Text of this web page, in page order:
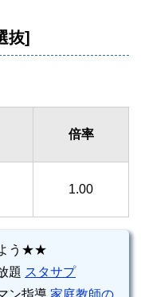
抜]
倍率
1.00
う★★
題 スタサプ